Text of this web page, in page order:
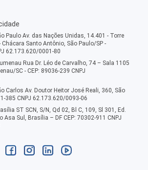
Paulo Av. das Nações Unidas, 14.401 - Torre
Chácara Santo Antônio, São Paulo/SP -
62.173.620/0001-80
Rua Dr. Léo de Carvalho, 74 – Sala 1105
SC - CEP: 89036-239 CNPJ
Carlos Av. Doutor Heitor José Reali, 360, São
385 CNPJ 62.173.620/0093-06
ST SCN, S/N, Qd 02, Bl C, 109, Sl 301, Ed.
Asa Sul, Brasília – DF CEP: 70302-911 CNPJ